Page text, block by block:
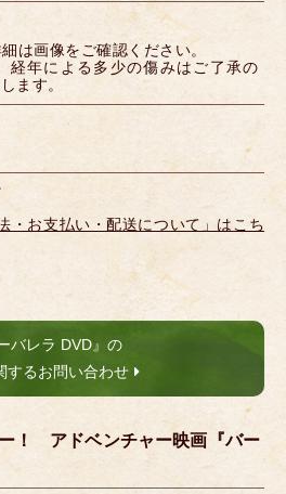
は画像をご確認ください。
経年による多少の傷みはご了承の
ます。
・お支払い・配送について」はこち
バレラ DVD』の
するお問い合わせ
！ アドベンチャー映画『バー